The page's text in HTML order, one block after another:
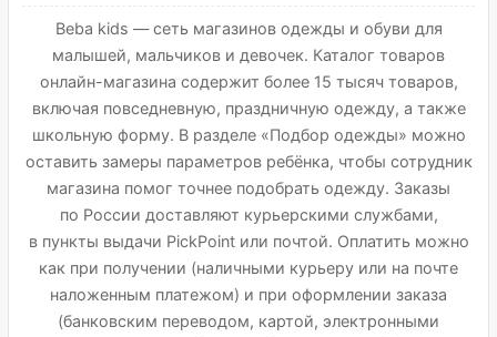
Beba kids — сеть магазинов одежды и обуви для
малышей, мальчиков и девочек. Каталог товаров
онлайн-магазина содержит более 15 тысяч товаров,
включая повседневную, праздничную одежду, а также
школьную форму. В разделе «Подбор одежды» можно
оставить замеры параметров ребёнка, чтобы сотрудник
магазина помог точнее подобрать одежду. Заказы
по России доставляют курьерскими службами,
в пункты выдачи PickPoint или почтой. Оплатить можно
как при получении (наличными курьеру или на почте
наложенным платежом) и при оформлении заказа
(банковским переводом, картой, электронными